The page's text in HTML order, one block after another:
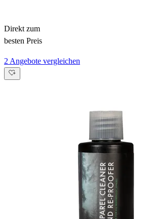
Direkt zum
besten Preis
2 Angebote vergleichen